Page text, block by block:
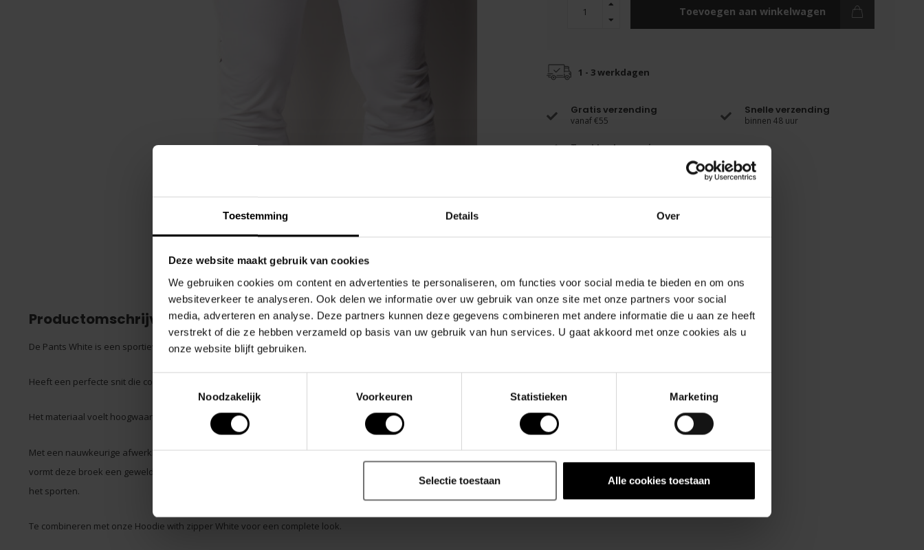
Toestemming Details Over
Deze website maakt gebruik van cookies
We gebruiken cookies om content en advertenties te personaliseren, om functies voor social media te bieden en om ons
websiteverkeer te analyseren. Ook delen we informatie over uw gebruik van onze site met onze partners voor social
media, adverteren en analyse. Deze partners kunnen deze gegevens combineren met andere informatie die u aan ze heeft
verstrekt of die ze hebben verzameld op basis van uw gebruik van hun services. U gaat akkoord met onze cookies als u
onze website blijft gebruiken.
Noodzakelijk
Voorkeuren Statistieken Marketing
Selectie toestaan Alle cookies toestaan
Toevoegen aan winkelwagen
1 - 3 werkdagen
Gratis verzending
vanaf €55
Snelle verzending
binnen 48 uur
Top klantenservice
Productomschrijving
De Pants White is een sportieve trainingsbroek van Alexander Cobb en straalt hoogwaardige kwaliteit uit.
Heeft een perfecte snit die comfort en stijl combineert.
Het materiaal voelt hoogwaardig aan en biedt tegelijkertijd de nodige flexibiliteit voor sportieve activiteiten.
Met een nauwkeurige afwerking en aandacht voor details, zoals duurzame stiksels en een ergonomisch ontwerp,
vormt deze broek een geweldige keuze voor wie op zoek is naar zowel functionaliteit als modieuze uitstraling tijdens
het sporten.
Te combineren met onze Hoodie with zipper White voor een complete look.
Gerelateerde producten